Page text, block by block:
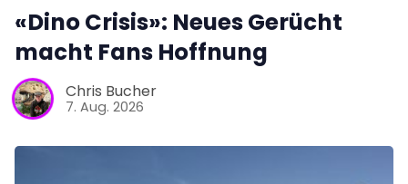
«Dino Crisis»: Neues Gerücht
macht Fans Hoffnung
Chris Bucher
7. Aug. 2026